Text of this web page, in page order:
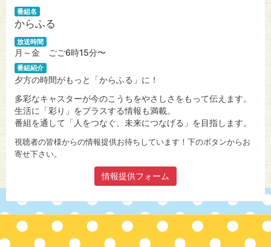
番組名
からふる
放送時間
月～金 ごご6時15分〜
番組紹介
夕方の時間がもっと「からふる」に！
多彩なキャスターが今のこうちをやさしさをもって伝えます。
生活に「彩り」をプラスする情報も満載。
番組を通して「人をつなぐ、未来につなげる」を目指します。
視聴者の皆様からの情報提供お待ちしています！下のボタンからお
寄せ下さい。
情報提供フォーム